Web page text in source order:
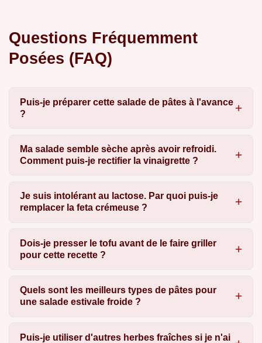
Questions Fréquemment
Posées (FAQ)
Puis-je préparer cette salade de pâtes à l'avance
?
Ma salade semble sèche après avoir refroidi.
Comment puis-je rectifier la vinaigrette ?
Je suis intolérant au lactose. Par quoi puis-je
remplacer la feta crémeuse ?
Dois-je presser le tofu avant de le faire griller
pour cette recette ?
Quels sont les meilleurs types de pâtes pour
une salade estivale froide ?
Puis-je utiliser d'autres herbes fraîches si je n'ai